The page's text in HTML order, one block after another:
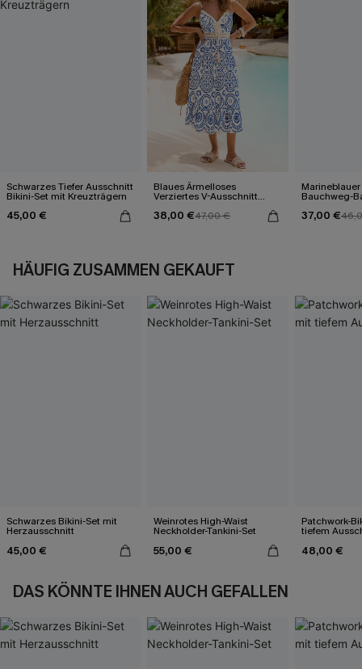
Schwarzes Tiefer Ausschnitt
Bikini-Set mit Kreuzträgern
45,00 €
Blaues Ärmelloses
Verziertes V-Ausschnitt
38,00 €47,00 €
Bauchweg-
37,00 €
HÄUFIG ZUSAMMEN GEKAUFT
Schwarzes Bikini-Set mit
Herzausschnitt
45,00 €
Weinrotes High-Waist
Neckholder-Tankini-Set
55,00 €
Patchwork-
tiefem
48,00 €
DAS KÖNNTE IHNEN AUCH GEFALLEN